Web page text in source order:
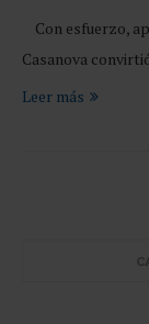
Con esfuerzo,
Casanova
Leer más